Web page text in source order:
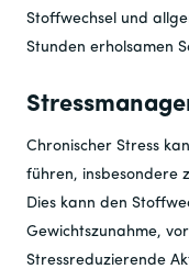
Stoffwechsel und
Stunden erholsamen
Chronischer Stress
führen, insbesondere
Dies kann den
Gewichtszunahme,
Stressreduzierende